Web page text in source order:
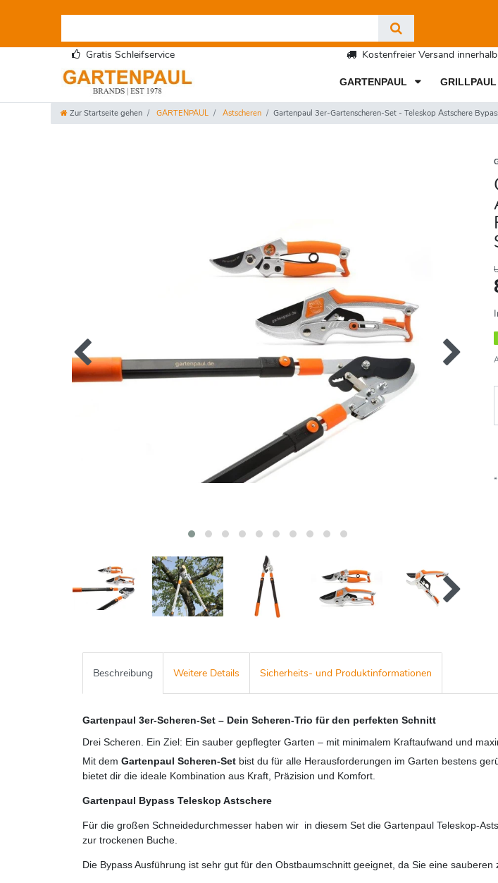
Gratis Schleifservice Kostenfreier Versand
GARTENPAUL GRILLPAUL
Zur Startseite gehen GARTENPAUL Astscheren Gartenpaul 3er-Gartenscheren-Set - Teleskop Astschere
Beschreibung Weitere Details Sicherheits- und Produktinformationen
Gartenpaul 3er-Scheren-Set – Dein Scheren-Trio für den perfekten Schnitt
Drei Scheren. Ein Ziel: Ein sauber gepflegter Garten – mit minimalem Kraftaufwand und
Mit dem Gartenpaul Scheren-Set bist du für alle Herausforderungen im Garten bestens
bietet dir die ideale Kombination aus Kraft, Präzision und Komfort.
Gartenpaul Bypass Teleskop Astschere
Für die großen Schneidedurchmesser haben wir in diesem Set die Gartenpaul Teleskop-
zur trockenen Buche.
Die Bypass Ausführung ist sehr gut für den Obstbaumschnitt geeignet, da Sie eine sauberen